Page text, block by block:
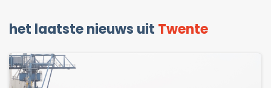
het laatste nieuws uit Twente